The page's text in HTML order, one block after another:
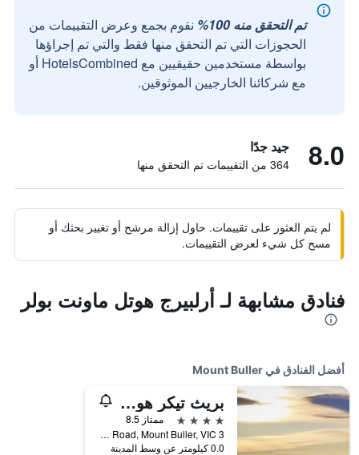
تم التحقق منه 100%
نقوم بجمع وعرض التقييمات من
الحجوزات التي تم التحقق منها فقط والتي تم إجراؤها
بواسطة مستخدمين حقيقيين مع HotelsCombined أو
مع شركائنا الخارجيين الموثوقين.
8.0 جيد جدًا
364 من التقييمات تم التحقق منها
لم يتم العثور على تقييمات. حاول إزالة مرشح أو تغيير بحثك أو
مسح كل شيء لعرض التقييمات.
فنادق مشابهة لـ أرلبيرج هوتل ماونت بولر
أفضل الفنادق في Mount Buller
بريث تيكر هوتل آند سبا، ماونت بولر
4 نجوم
ممتاز 8.5
3 Breathtaker Road, Mount Buller, VIC, أستراليا
0.0 كيلومتر عن وسط المدينة